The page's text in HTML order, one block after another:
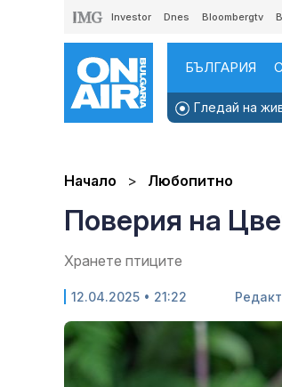
Investor Dnes Bloombergtv
БЪЛГАРИЯ
Гледай на
Начало Любопитно
Поверия на
Хранете птиците
12.04.2025 • 21:22